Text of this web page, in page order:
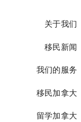
关于我们
移民新闻
我们的服务
移民加拿大
留学加拿大